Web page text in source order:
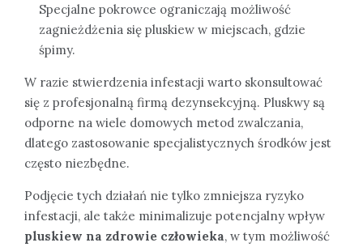
Specjalne pokrowce ograniczają możliwość
zagnieżdżenia się pluskiew w miejscach, gdzie
śpimy.
W razie stwierdzenia infestacji warto skonsultować
się z profesjonalną firmą dezynsekcyjną. Pluskwy są
odporne na wiele domowych metod zwalczania,
dlatego zastosowanie specjalistycznych środków jest
często niezbędne.
Podjęcie tych działań nie tylko zmniejsza ryzyko
infestacji, ale także minimalizuje potencjalny wpływ
pluskiew na zdrowie człowieka, w tym możliwość